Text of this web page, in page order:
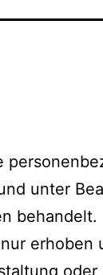
unter
behandelt.
erhoben